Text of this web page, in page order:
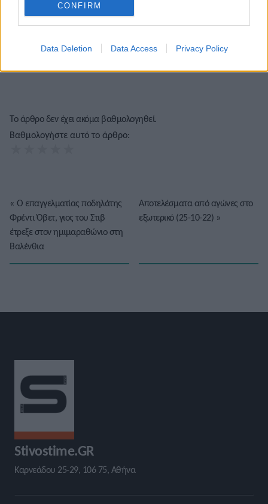
CONFIRM
Data Deletion Data Access Privacy Policy
Το άρθρο δεν έχει ακόμα βαθμολογηθεί.
Βαθμολογήστε αυτό το άρθρο:
« Ο επαγγελματίας ποδηλάτης
Φρέντι Όβετ, γιος του Στιβ
έτρεξε στον ημιμαραθώνιο στη
Βαλένθια
Αποτελέσματα από αγώνες στο
εξωτερικό (25-10-22) »
Stivostime.GR
Καρνεάδου 25-29, 106 75, Αθήνα